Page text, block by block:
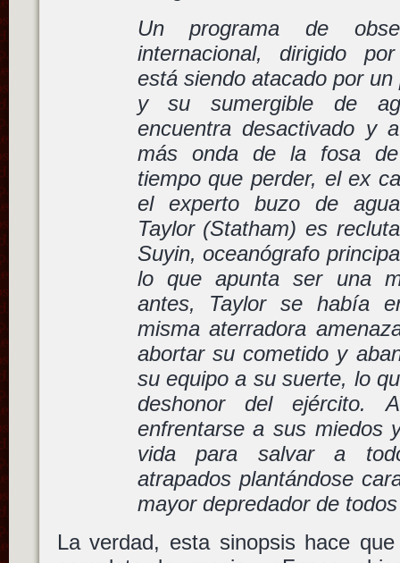
Un programa de
internacional, dirigido
está siendo atacado por
y su sumergible de
encuentra desactivado y
más onda de la fosa
tiempo que perder, el ex
el experto buzo de
Taylor (Statham) es
Suyin, oceanógrafo
lo que apunta ser una
antes, Taylor se había
misma aterradora
abortar su cometido y
su equipo a su suerte, lo
deshonor del ejército.
enfrentarse a sus miedos
vida para salvar a
atrapados plantándose
mayor depredador de
La verdad, esta sinopsis hace